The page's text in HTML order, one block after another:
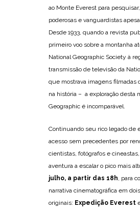
ao Monte Everest para
poderosas e vanguardistas
Desde 1933, quando a revista
primeiro voo sobre a montanha
National Geographic Society à
transmissão de televisão da
que mostrava imagens filmadas
na história – a exploração desta
Geographic é incomparável.
Continuando seu rico legado de
acesso sem precedentes por
cientistas, fotógrafos e
aventura a escalar o pico mais
julho, a partir das 18h, para
narrativa cinematográfica em
originais: Expedição Everest